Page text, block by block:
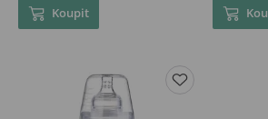
Koupit